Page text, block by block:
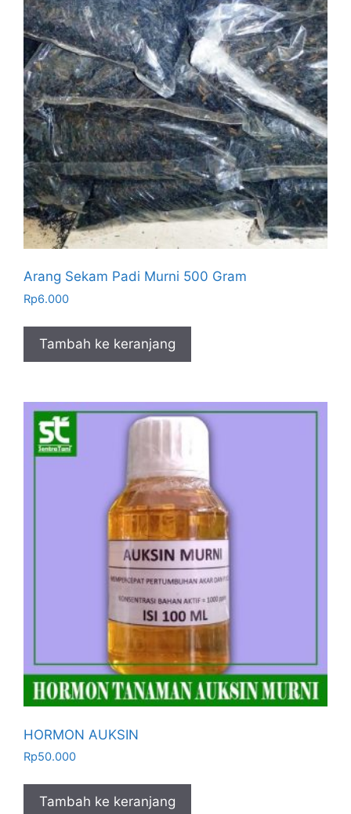
Arang Sekam Padi Murni 500 Gram
Rp6.000
Tambah ke keranjang
HORMON AUKSIN
Rp50.000
Tambah ke keranjang